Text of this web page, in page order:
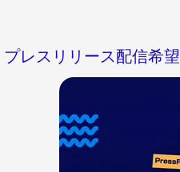
プレスリリース配信希望